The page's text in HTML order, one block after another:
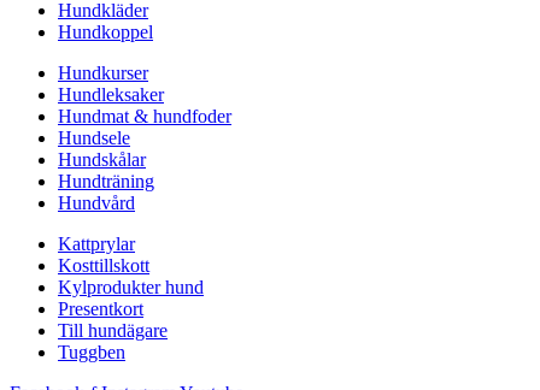
Hundkläder
Hundkoppel
Hundkurser
Hundleksaker
Hundmat & hundfoder
Hundsele
Hundskålar
Hundträning
Hundvård
Kattprylar
Kosttillskott
Kylprodukter hund
Presentkort
Till hundägare
Tuggben